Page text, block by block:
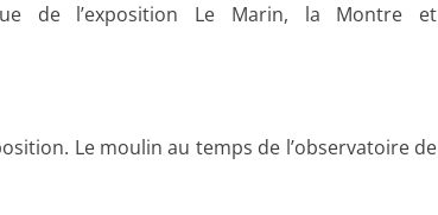
de l’exposition Le Marin, la Montre et
Le moulin au temps de l’observatoire de